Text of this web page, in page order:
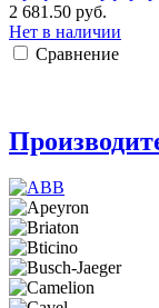
2 681.50 руб.
Нет в наличии
Сравнение